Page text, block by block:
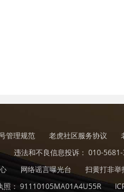
管理规范 老虎社区服务协议
违法和不良信息投诉： 010-
网络谣言曝光台
扫黄打非
照： 91110105MA01A4U55R